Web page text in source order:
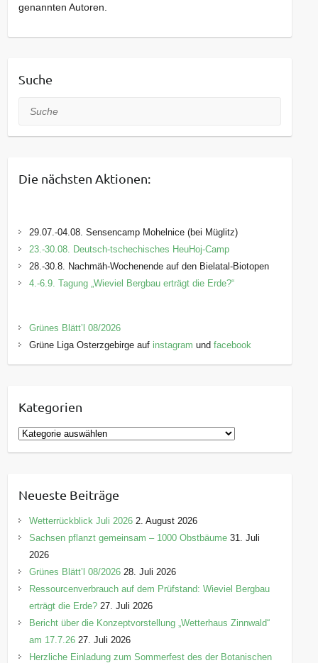
genannten Autoren.
Suche
Suche
Die nächsten Aktionen:
29.07.-04.08. Sensencamp Mohelnice (bei Müglitz)
23.-30.08. Deutsch-tschechisches HeuHoj-Camp
28.-30.8. Nachmäh-Wochenende auf den Bielatal-Biotopen
4.-6.9. Tagung „Wieviel Bergbau erträgt die Erde?“
Grünes Blätt’l 08/2026
Grüne Liga Osterzgebirge auf instagram undfacebook
Kategorien
K
a
g
o
r
e
n
Neueste Beiträge
Wetterrückblick Juli 2026 2. August 2026
Sachsen pflanzt gemeinsam – 1000 Obstbäume 31. Juli
2026
Grünes Blätt’l 08/2026 28. Juli 2026
Ressourcenverbrauch auf dem Prüfstand: Wieviel Bergbau
erträgt die Erde? 27. Juli 2026
Bericht über die Konzeptvorstellung „Wetterhaus Zinnwald“
am 17.7.26 27. Juli 2026
Herzliche Einladung zum Sommerfest des der Botanischen